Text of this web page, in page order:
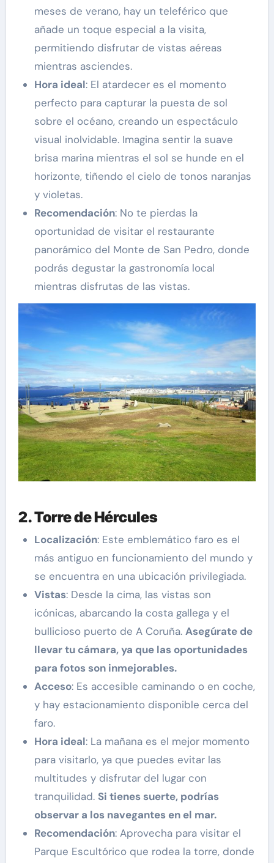
meses de verano, hay un teleférico que
añade un toque especial a la visita,
permitiendo disfrutar de vistas aéreas
mientras asciendes.
Hora ideal: El atardecer es el momento
perfecto para capturar la puesta de sol
sobre el océano, creando un espectáculo
visual inolvidable. Imagina sentir la suave
brisa marina mientras el sol se hunde en el
horizonte, tiñendo el cielo de tonos naranjas
y violetas.
Recomendación: No te pierdas la
oportunidad de visitar el restaurante
panorámico del Monte de San Pedro, donde
podrás degustar la gastronomía local
mientras disfrutas de las vistas.
2. Torre de Hércules
Localización: Este emblemático faro es el
más antiguo en funcionamiento del mundo y
se encuentra en una ubicación privilegiada.
Vistas: Desde la cima, las vistas son
icónicas, abarcando la costa gallega y el
bullicioso puerto de A Coruña. Asegúrate de
llevar tu cámara, ya que las oportunidades
para fotos son inmejorables.
Acceso: Es accesible caminando o en coche,
y hay estacionamiento disponible cerca del
faro.
Hora ideal: La mañana es el mejor momento
para visitarlo, ya que puedes evitar las
multitudes y disfrutar del lugar con
tranquilidad. Si tienes suerte, podrías
observar a los navegantes en el mar.
Recomendación: Aprovecha para visitar el
Parque Escultórico que rodea la torre, donde